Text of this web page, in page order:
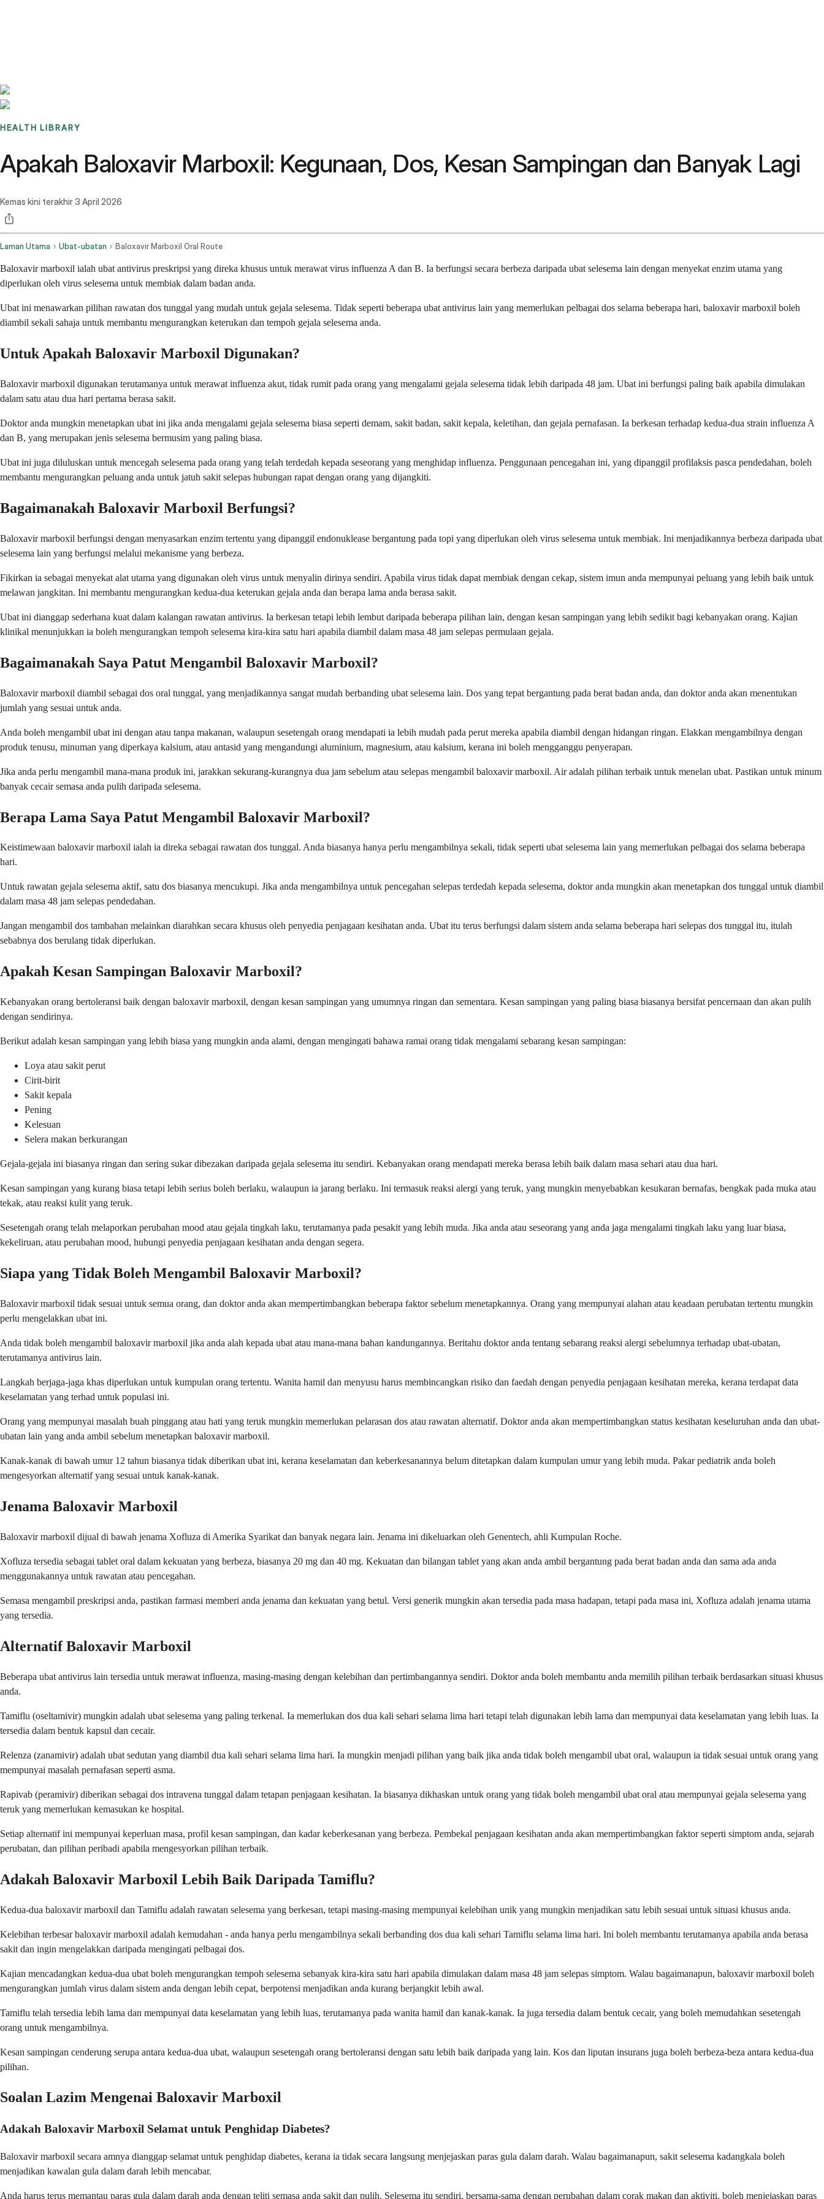
HEALTH LIBRARY
Apakah Baloxavir Marboxil: Kegunaan, Dos, Kesan Sampingan dan Banyak Lagi
Kemas kini terakhir3 April 2026
Laman Utama Ubat-ubatan Baloxavir Marboxil Oral Route
Baloxavir marboxil ialah ubat antivirus preskripsi yang direka khusus untuk merawat virus influenza A dan B. Ia berfungsi secara berbeza daripada ubat selesema lain dengan menyekat enzim utama yang
diperlukan oleh virus selesema untuk membiak dalam badan anda.
Ubat ini menawarkan pilihan rawatan dos tunggal yang mudah untuk gejala selesema. Tidak seperti beberapa ubat antivirus lain yang memerlukan pelbagai dos selama beberapa hari, baloxavir marboxil boleh
diambil sekali sahaja untuk membantu mengurangkan keterukan dan tempoh gejala selesema anda.
Untuk Apakah Baloxavir Marboxil Digunakan?
Baloxavir marboxil digunakan terutamanya untuk merawat influenza akut, tidak rumit pada orang yang mengalami gejala selesema tidak lebih daripada 48 jam. Ubat ini berfungsi paling baik apabila dimulakan
dalam satu atau dua hari pertama berasa sakit.
Doktor anda mungkin menetapkan ubat ini jika anda mengalami gejala selesema biasa seperti demam, sakit badan, sakit kepala, keletihan, dan gejala pernafasan. Ia berkesan terhadap kedua-dua strain influenza A
dan B, yang merupakan jenis selesema bermusim yang paling biasa.
Ubat ini juga diluluskan untuk mencegah selesema pada orang yang telah terdedah kepada seseorang yang menghidap influenza. Penggunaan pencegahan ini, yang dipanggil profilaksis pasca pendedahan, boleh
membantu mengurangkan peluang anda untuk jatuh sakit selepas hubungan rapat dengan orang yang dijangkiti.
Bagaimanakah Baloxavir Marboxil Berfungsi?
Baloxavir marboxil berfungsi dengan menyasarkan enzim tertentu yang dipanggil endonuklease bergantung pada topi yang diperlukan oleh virus selesema untuk membiak. Ini menjadikannya berbeza daripada ubat
selesema lain yang berfungsi melalui mekanisme yang berbeza.
Fikirkan ia sebagai menyekat alat utama yang digunakan oleh virus untuk menyalin dirinya sendiri. Apabila virus tidak dapat membiak dengan cekap, sistem imun anda mempunyai peluang yang lebih baik untuk
melawan jangkitan. Ini membantu mengurangkan kedua-dua keterukan gejala anda dan berapa lama anda berasa sakit.
Ubat ini dianggap sederhana kuat dalam kalangan rawatan antivirus. Ia berkesan tetapi lebih lembut daripada beberapa pilihan lain, dengan kesan sampingan yang lebih sedikit bagi kebanyakan orang. Kajian
klinikal menunjukkan ia boleh mengurangkan tempoh selesema kira-kira satu hari apabila diambil dalam masa 48 jam selepas permulaan gejala.
Bagaimanakah Saya Patut Mengambil Baloxavir Marboxil?
Baloxavir marboxil diambil sebagai dos oral tunggal, yang menjadikannya sangat mudah berbanding ubat selesema lain. Dos yang tepat bergantung pada berat badan anda, dan doktor anda akan menentukan
jumlah yang sesuai untuk anda.
Anda boleh mengambil ubat ini dengan atau tanpa makanan, walaupun sesetengah orang mendapati ia lebih mudah pada perut mereka apabila diambil dengan hidangan ringan. Elakkan mengambilnya dengan
produk tenusu, minuman yang diperkaya kalsium, atau antasid yang mengandungi aluminium, magnesium, atau kalsium, kerana ini boleh mengganggu penyerapan.
Jika anda perlu mengambil mana-mana produk ini, jarakkan sekurang-kurangnya dua jam sebelum atau selepas mengambil baloxavir marboxil. Air adalah pilihan terbaik untuk menelan ubat. Pastikan untuk minum
banyak cecair semasa anda pulih daripada selesema.
Berapa Lama Saya Patut Mengambil Baloxavir Marboxil?
Keistimewaan baloxavir marboxil ialah ia direka sebagai rawatan dos tunggal. Anda biasanya hanya perlu mengambilnya sekali, tidak seperti ubat selesema lain yang memerlukan pelbagai dos selama beberapa
hari.
Untuk rawatan gejala selesema aktif, satu dos biasanya mencukupi. Jika anda mengambilnya untuk pencegahan selepas terdedah kepada selesema, doktor anda mungkin akan menetapkan dos tunggal untuk diambil
dalam masa 48 jam selepas pendedahan.
Jangan mengambil dos tambahan melainkan diarahkan secara khusus oleh penyedia penjagaan kesihatan anda. Ubat itu terus berfungsi dalam sistem anda selama beberapa hari selepas dos tunggal itu, itulah
sebabnya dos berulang tidak diperlukan.
Apakah Kesan Sampingan Baloxavir Marboxil?
Kebanyakan orang bertoleransi baik dengan baloxavir marboxil, dengan kesan sampingan yang umumnya ringan dan sementara. Kesan sampingan yang paling biasa biasanya bersifat pencernaan dan akan pulih
dengan sendirinya.
Berikut adalah kesan sampingan yang lebih biasa yang mungkin anda alami, dengan mengingati bahawa ramai orang tidak mengalami sebarang kesan sampingan:
Loya atau sakit perut
Cirit-birit
Sakit kepala
Pening
Kelesuan
Selera makan berkurangan
Gejala-gejala ini biasanya ringan dan sering sukar dibezakan daripada gejala selesema itu sendiri. Kebanyakan orang mendapati mereka berasa lebih baik dalam masa sehari atau dua hari.
Kesan sampingan yang kurang biasa tetapi lebih serius boleh berlaku, walaupun ia jarang berlaku. Ini termasuk reaksi alergi yang teruk, yang mungkin menyebabkan kesukaran bernafas, bengkak pada muka atau
tekak, atau reaksi kulit yang teruk.
Sesetengah orang telah melaporkan perubahan mood atau gejala tingkah laku, terutamanya pada pesakit yang lebih muda. Jika anda atau seseorang yang anda jaga mengalami tingkah laku yang luar biasa,
kekeliruan, atau perubahan mood, hubungi penyedia penjagaan kesihatan anda dengan segera.
Siapa yang Tidak Boleh Mengambil Baloxavir Marboxil?
Baloxavir marboxil tidak sesuai untuk semua orang, dan doktor anda akan mempertimbangkan beberapa faktor sebelum menetapkannya. Orang yang mempunyai alahan atau keadaan perubatan tertentu mungkin
perlu mengelakkan ubat ini.
Anda tidak boleh mengambil baloxavir marboxil jika anda alah kepada ubat atau mana-mana bahan kandungannya. Beritahu doktor anda tentang sebarang reaksi alergi sebelumnya terhadap ubat-ubatan,
terutamanya antivirus lain.
Langkah berjaga-jaga khas diperlukan untuk kumpulan orang tertentu. Wanita hamil dan menyusu harus membincangkan risiko dan faedah dengan penyedia penjagaan kesihatan mereka, kerana terdapat data
keselamatan yang terhad untuk populasi ini.
Orang yang mempunyai masalah buah pinggang atau hati yang teruk mungkin memerlukan pelarasan dos atau rawatan alternatif. Doktor anda akan mempertimbangkan status kesihatan keseluruhan anda dan ubat-
ubatan lain yang anda ambil sebelum menetapkan baloxavir marboxil.
Kanak-kanak di bawah umur 12 tahun biasanya tidak diberikan ubat ini, kerana keselamatan dan keberkesanannya belum ditetapkan dalam kumpulan umur yang lebih muda. Pakar pediatrik anda boleh
mengesyorkan alternatif yang sesuai untuk kanak-kanak.
Jenama Baloxavir Marboxil
Baloxavir marboxil dijual di bawah jenama Xofluza di Amerika Syarikat dan banyak negara lain. Jenama ini dikeluarkan oleh Genentech, ahli Kumpulan Roche.
Xofluza tersedia sebagai tablet oral dalam kekuatan yang berbeza, biasanya 20 mg dan 40 mg. Kekuatan dan bilangan tablet yang akan anda ambil bergantung pada berat badan anda dan sama ada anda
menggunakannya untuk rawatan atau pencegahan.
Semasa mengambil preskripsi anda, pastikan farmasi memberi anda jenama dan kekuatan yang betul. Versi generik mungkin akan tersedia pada masa hadapan, tetapi pada masa ini, Xofluza adalah jenama utama
yang tersedia.
Alternatif Baloxavir Marboxil
Beberapa ubat antivirus lain tersedia untuk merawat influenza, masing-masing dengan kelebihan dan pertimbangannya sendiri. Doktor anda boleh membantu anda memilih pilihan terbaik berdasarkan situasi khusus
anda.
Tamiflu (oseltamivir) mungkin adalah ubat selesema yang paling terkenal. Ia memerlukan dos dua kali sehari selama lima hari tetapi telah digunakan lebih lama dan mempunyai data keselamatan yang lebih luas. Ia
tersedia dalam bentuk kapsul dan cecair.
Relenza (zanamivir) adalah ubat sedutan yang diambil dua kali sehari selama lima hari. Ia mungkin menjadi pilihan yang baik jika anda tidak boleh mengambil ubat oral, walaupun ia tidak sesuai untuk orang yang
mempunyai masalah pernafasan seperti asma.
Rapivab (peramivir) diberikan sebagai dos intravena tunggal dalam tetapan penjagaan kesihatan. Ia biasanya dikhaskan untuk orang yang tidak boleh mengambil ubat oral atau mempunyai gejala selesema yang
teruk yang memerlukan kemasukan ke hospital.
Setiap alternatif ini mempunyai keperluan masa, profil kesan sampingan, dan kadar keberkesanan yang berbeza. Pembekal penjagaan kesihatan anda akan mempertimbangkan faktor seperti simptom anda, sejarah
perubatan, dan pilihan peribadi apabila mengesyorkan pilihan terbaik.
Adakah Baloxavir Marboxil Lebih Baik Daripada Tamiflu?
Kedua-dua baloxavir marboxil dan Tamiflu adalah rawatan selesema yang berkesan, tetapi masing-masing mempunyai kelebihan unik yang mungkin menjadikan satu lebih sesuai untuk situasi khusus anda.
Kelebihan terbesar baloxavir marboxil adalah kemudahan - anda hanya perlu mengambilnya sekali berbanding dos dua kali sehari Tamiflu selama lima hari. Ini boleh membantu terutamanya apabila anda berasa
sakit dan ingin mengelakkan daripada mengingati pelbagai dos.
Kajian mencadangkan kedua-dua ubat boleh mengurangkan tempoh selesema sebanyak kira-kira satu hari apabila dimulakan dalam masa 48 jam selepas simptom. Walau bagaimanapun, baloxavir marboxil boleh
mengurangkan jumlah virus dalam sistem anda dengan lebih cepat, berpotensi menjadikan anda kurang berjangkit lebih awal.
Tamiflu telah tersedia lebih lama dan mempunyai data keselamatan yang lebih luas, terutamanya pada wanita hamil dan kanak-kanak. Ia juga tersedia dalam bentuk cecair, yang boleh memudahkan sesetengah
orang untuk mengambilnya.
Kesan sampingan cenderung serupa antara kedua-dua ubat, walaupun sesetengah orang bertoleransi dengan satu lebih baik daripada yang lain. Kos dan liputan insurans juga boleh berbeza-beza antara kedua-dua
pilihan.
Soalan Lazim Mengenai Baloxavir Marboxil
Adakah Baloxavir Marboxil Selamat untuk Penghidap Diabetes?
Baloxavir marboxil secara amnya dianggap selamat untuk penghidap diabetes, kerana ia tidak secara langsung menjejaskan paras gula dalam darah. Walau bagaimanapun, sakit selesema kadangkala boleh
menjadikan kawalan gula dalam darah lebih mencabar.
Anda harus terus memantau paras gula dalam darah anda dengan teliti semasa anda sakit dan pulih. Selesema itu sendiri, bersama-sama dengan perubahan dalam corak makan dan aktiviti, boleh menjejaskan paras